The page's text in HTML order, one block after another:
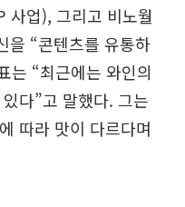
사업), 그리고 비노월
을 “콘텐츠를 유통하
는 “최근에는 와인의
다”고 말했다. 그는
따라 맛이 다르다며